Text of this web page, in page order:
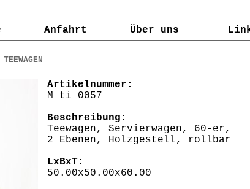
Anfahrt Über uns
Anfahrt Über uns
TEEWAGEN
Artikelnummer:
M_ti_0057
Beschreibung:
Teewagen, Servierwagen, 60-er,
2 Ebenen, Holzgestell, rollbar
LxBxT:
50.00x50.00x60.00